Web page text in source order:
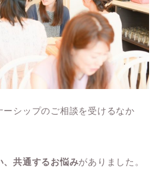
シップのご相談を受けるなか
、共通するお悩みがありました。